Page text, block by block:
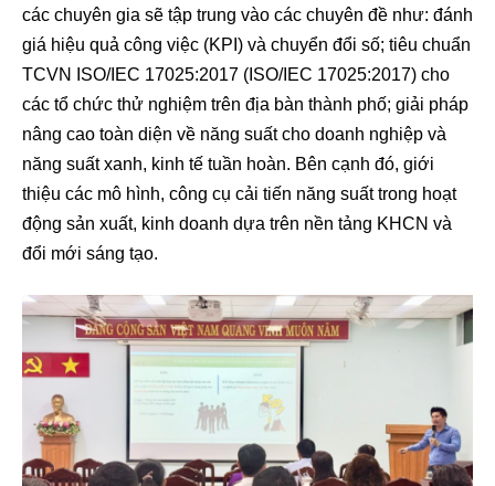
các chuyên gia sẽ tập trung vào các chuyên đề như: đánh
giá hiệu quả công việc (KPI) và chuyển đổi số; tiêu chuẩn
TCVN ISO/IEC 17025:2017 (ISO/IEC 17025:2017) cho
các tổ chức thử nghiệm trên địa bàn thành phố; giải pháp
nâng cao toàn diện về năng suất cho doanh nghiệp và
năng suất xanh, kinh tế tuần hoàn. Bên cạnh đó, giới
thiệu các mô hình, công cụ cải tiến năng suất trong hoạt
động sản xuất, kinh doanh dựa trên nền tảng KHCN và
đổi mới sáng tạo.